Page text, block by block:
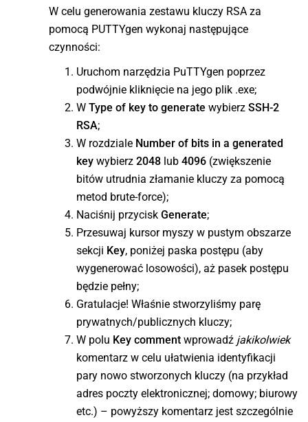
W celu generowania zestawu kluczy RSA za
pomocą PUTTYgen wykonaj następujące
czynności:
Uruchom narzędzia PuTTYgen poprzez
podwójnie kliknięcie na jego plik .exe;
W Type of key to generate wybierz SSH-2
RSA;
W rozdziale Number of bits in a generated
key wybierz 2048 lub 4096 (zwiększenie
bitów utrudnia złamanie kluczy za pomocą
metod brute-force);
Naciśnij przycisk Generate;
Przesuwaj kursor myszy w pustym obszarze
sekcji Key, poniżej paska postępu (aby
wygenerować losowości), aż pasek postępu
będzie pełny;
Gratulacje! Właśnie stworzyliśmy parę
prywatnych/publicznych kluczy;
W polu Key comment wprowadź jakikolwiek
komentarz w celu ułatwienia identyfikacji
pary nowo stworzonych kluczy (na przykład
adres poczty elektronicznej; domowy; biurowy
etc.) – powyższy komentarz jest szczególnie